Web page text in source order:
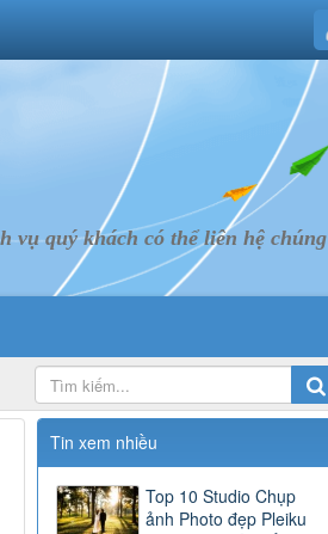
vụ quý khách có thể liên hệ chúng
Tin xem nhiều
Top 10 Studio Chụp
ảnh Photo đẹp Pleiku